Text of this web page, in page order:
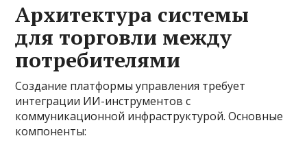
Архитектура системы
для торговли между
потребителями
Создание платформы управления требует
интеграции ИИ-инструментов с
коммуникационной инфраструктурой. Основные
компоненты: